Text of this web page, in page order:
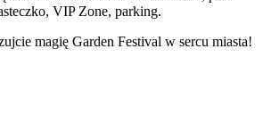
VIP Zone, parking.
magię Garden Festival w sercu miasta!